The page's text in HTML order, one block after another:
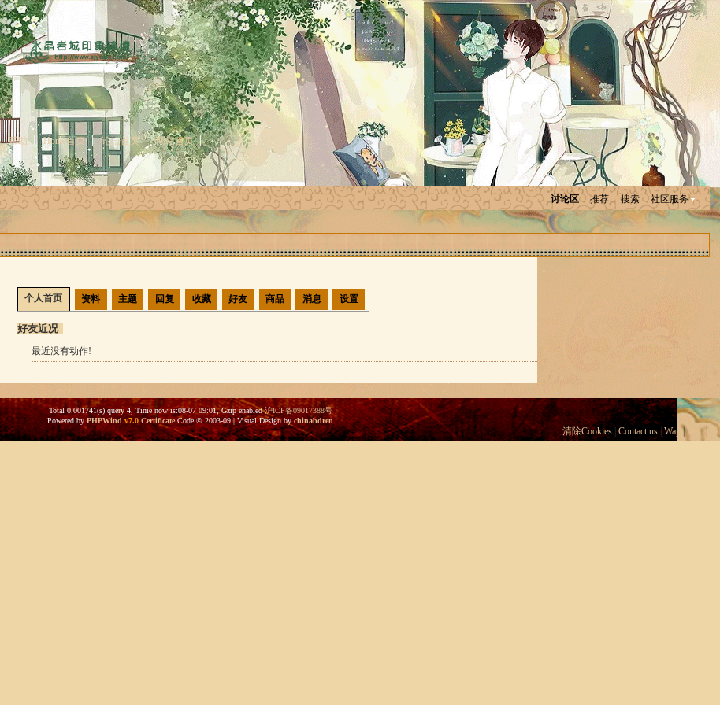
帮助 Home首页 论坛首页 网站首页
讨论区 推荐 搜索 社区服务
个人首页 资料 主题 回复 收藏 好友 商品 消息 设置
好友近况
最近没有动作!
Total 0.001741(s) query 4, Time now is:08-07 09:01, Gzip enabled 沪ICP备09017388号
Powered byPHPWind v7.0 CertificateCode © 2003-09 | Visual Design bychinabdren
清除Cookies|Contact us|Wap |Top|